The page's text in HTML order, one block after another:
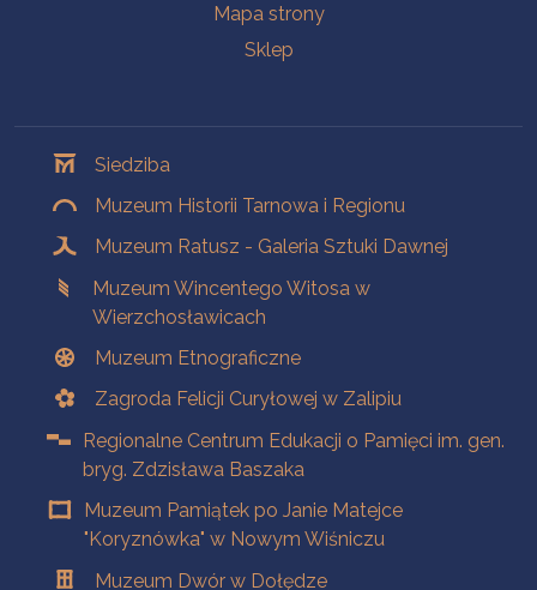
Mapa strony
Sklep
Siedziba
Muzeum Historii Tarnowa i Regionu
Muzeum Ratusz - Galeria Sztuki Dawnej
Muzeum Wincentego Witosa w
Wierzchosławicach
Muzeum Etnograficzne
Zagroda Felicji Curyłowej w Zalipiu
Regionalne Centrum Edukacji o Pamięci im. gen.
bryg. Zdzisława Baszaka
Muzeum Pamiątek po Janie Matejce
"Koryznówka" w Nowym Wiśniczu
Muzeum Dwór w Dołędze